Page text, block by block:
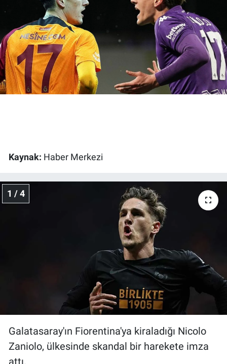
Kaynak: Haber Merkezi
1 / 4
Galatasaray'ın Fiorentina'ya kiraladığı Nicolo
Zaniolo, ülkesinde skandal bir harekete imza
Ekonomi
Forum
Gerçeğin İzinde
Gün Başlıyor
Gündem Özel
Günün görüntüsü
Koronavirüs
Kültür Sanat
Ne demişti